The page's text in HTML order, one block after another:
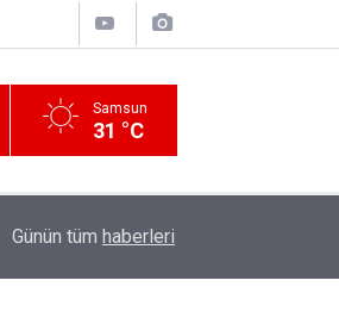
Samsun
31 °C
Günün tüm haberleri